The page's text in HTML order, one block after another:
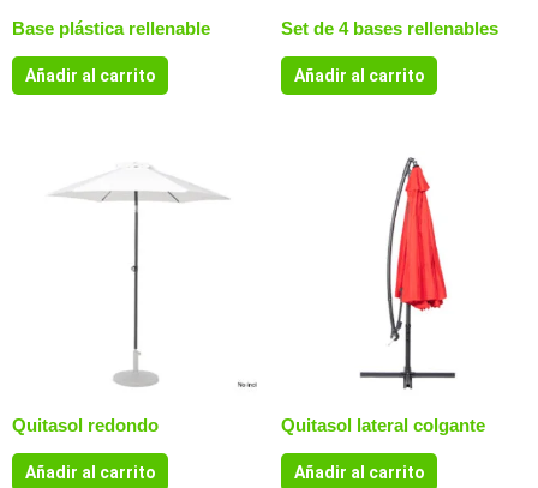
Base plástica rellenable
Añadir al carrito
Set de 4 bases rellenables
Añadir al carrito
Quitasol redondo
Añadir al carrito
Quitasol lateral colgante
Añadir al carrito